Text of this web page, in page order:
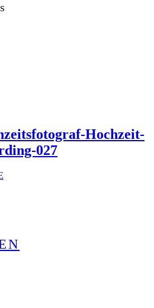
Hochzeit-
027